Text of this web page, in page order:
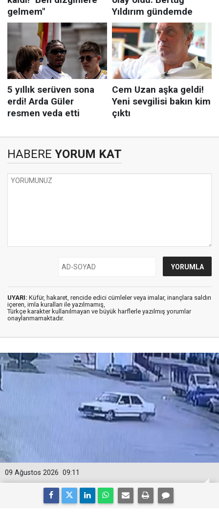
HABERE YORUM KAT
UYARI: Küfür, hakaret, rencide edici cümleler veya imalar, inançlara saldırı
içeren, imla kuralları ile yazılmamış,
Türkçe karakter kullanılmayan ve büyük harflerle yazılmış yorumlar
onaylanmamaktadır.
09:11
09 Ağustos 2026